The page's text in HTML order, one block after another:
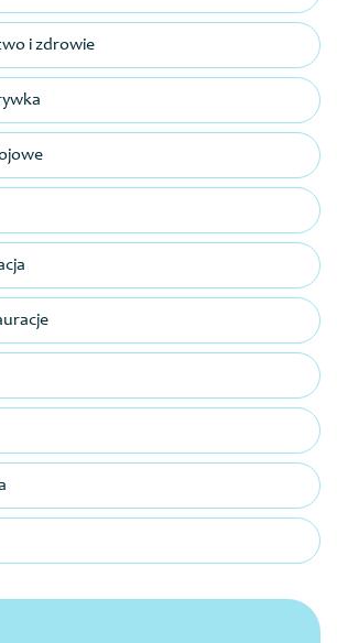
i zdrowie